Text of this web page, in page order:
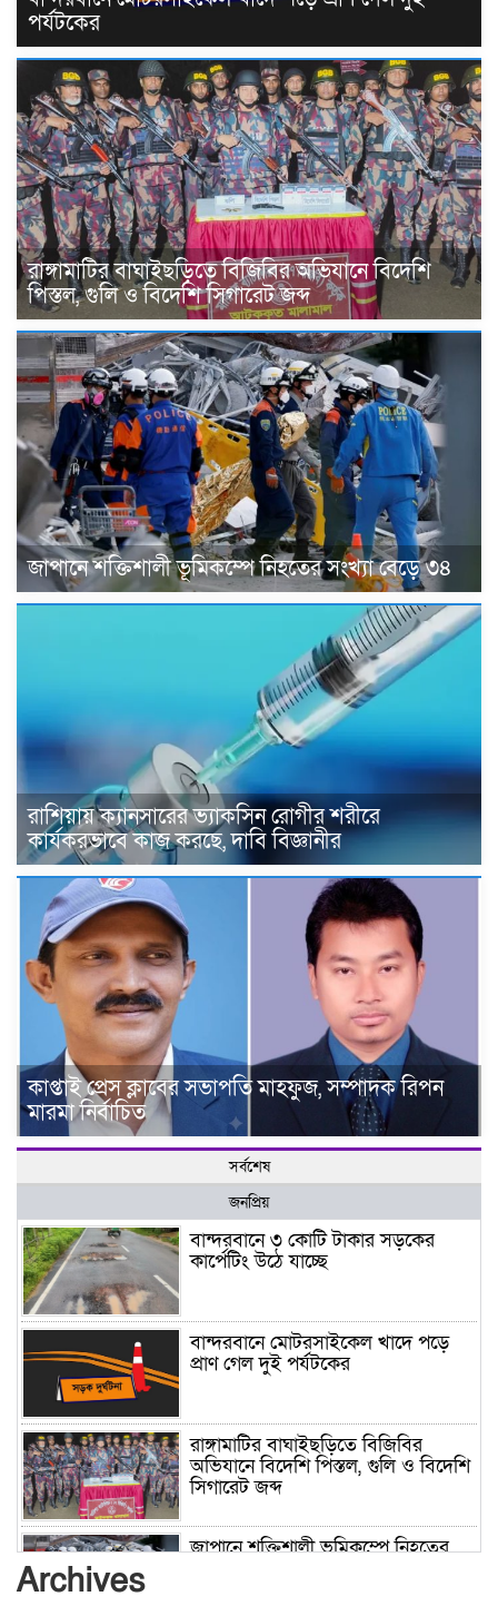
পর্যটকের
রাঙ্গামাটির বাঘাইছড়িতে বিজিবির অভিযানে বিদেশি
পিস্তল, গুলি ও বিদেশি সিগারেট জব্দ
জাপানে শক্তিশালী ভূমিকম্পে নিহতের সংখ্যা বেড়ে ৩৪
রাশিয়ায় ক্যানসারের ভ্যাকসিন রোগীর শরীরে
কার্যকরভাবে কাজ করছে, দাবি বিজ্ঞানীর
কাপ্তাই প্রেস ক্লাবের সভাপতি মাহফুজ, সম্পাদক রিপন
মারমা নির্বাচিত
সর্বশেষ
জনপ্রিয়
বান্দরবানে ৩ কোটি টাকার সড়কের
কার্পেটিং উঠে যাচ্ছে
বান্দরবানে মোটরসাইকেল খাদে পড়ে
প্রাণ গেল দুই পর্যটকের
রাঙ্গামাটির বাঘাইছড়িতে বিজিবির
অভিযানে বিদেশি পিস্তল, গুলি ও বিদেশি
সিগারেট জব্দ
জাপানে শক্তিশালী ভূমিকম্পে নিহতের
Archives